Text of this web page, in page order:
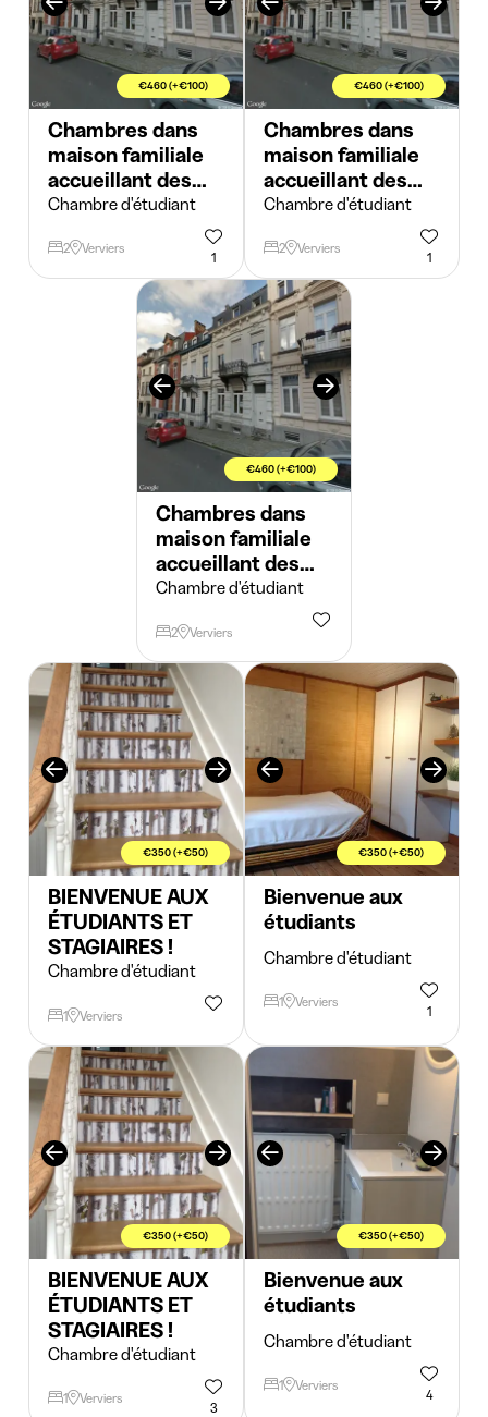
€460 (+€100)
Chambres dans
maison familiale
accueillant des
étudiant(e)s ...
Chambre d'étudiant
2 Verviers
1
€460 (+€100)
Chambres dans
maison familiale
accueillant des
étudiant(e)s ...
Chambre d'étudiant
2 Verviers
1
€460 (+€100)
Chambres dans
maison familiale
accueillant des
étudiant(e)s ...
Chambre d'étudiant
2 Verviers
€350 (+€50)
BIENVENUE AUX
ÉTUDIANTS ET
STAGIAIRES !
Chambre d'étudiant
1 Verviers
€350 (+€50)
Bienvenue aux
étudiants
Chambre d'étudiant
1 Verviers
1
€350 (+€50)
BIENVENUE AUX
ÉTUDIANTS ET
STAGIAIRES !
Chambre d'étudiant
1 Verviers
3
€350 (+€50)
Bienvenue aux
étudiants
Chambre d'étudiant
1 Verviers
4